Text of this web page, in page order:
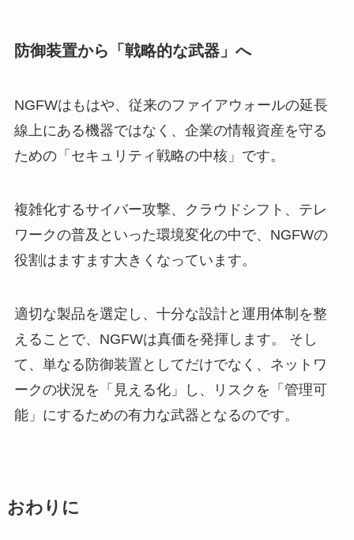
防御装置から「戦略的な武器」へ
NGFWはもはや、従来のファイアウォールの延長
線上にある機器ではなく、企業の情報資産を守る
ための「セキュリティ戦略の中核」です。
複雑化するサイバー攻撃、クラウドシフト、テレ
ワークの普及といった環境変化の中で、NGFWの
役割はますます大きくなっています。
適切な製品を選定し、十分な設計と運用体制を整
えることで、NGFWは真価を発揮します。 そし
て、単なる防御装置としてだけでなく、ネットワ
ークの状況を「見える化」し、リスクを「管理可
能」にするための有力な武器となるのです。
おわりに